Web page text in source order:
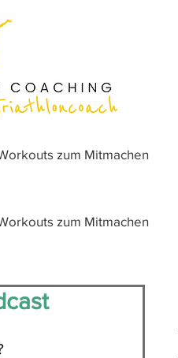
zum Mitmachen
zum Mitmachen